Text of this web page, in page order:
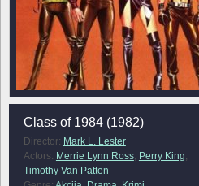
Class of 1984 (1982)
Director: Mark L. Lester
Actors: Merrie Lynn Ross, Perry King
Timothy Van Patten